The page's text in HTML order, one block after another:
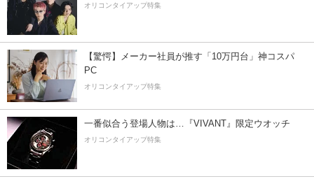
オリコンタイアップ特集
【驚愕】メーカー社員が推す「10万円台」神コスパ
PC
オリコンタイアップ特集
一番似合う登場人物は…『VIVANT』限定ウオッチ
オリコンタイアップ特集